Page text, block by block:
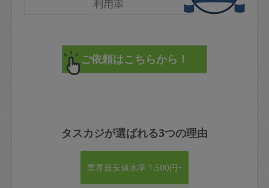
タスカジが選ばれる3つの理由
業界最安値水準 1,500円~